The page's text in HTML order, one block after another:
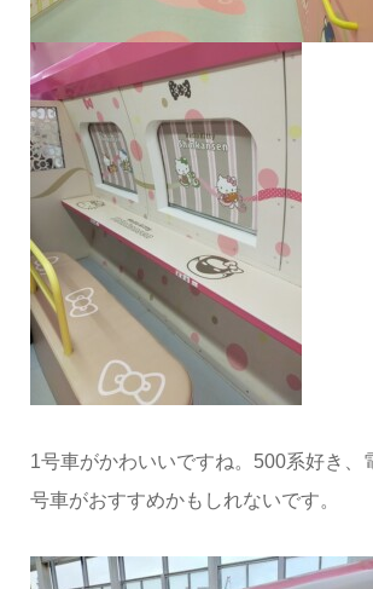
1号車がかわいいですね。500系好き、
号車がおすすめかもしれないです。